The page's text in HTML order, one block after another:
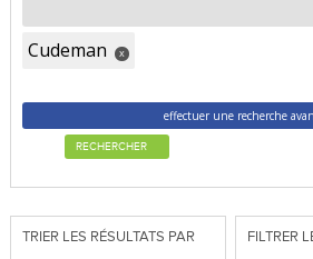
Cudeman x
effectuer une recherche
RECHERCHER
TRIER LES RÉSULTATS PAR FILTRER